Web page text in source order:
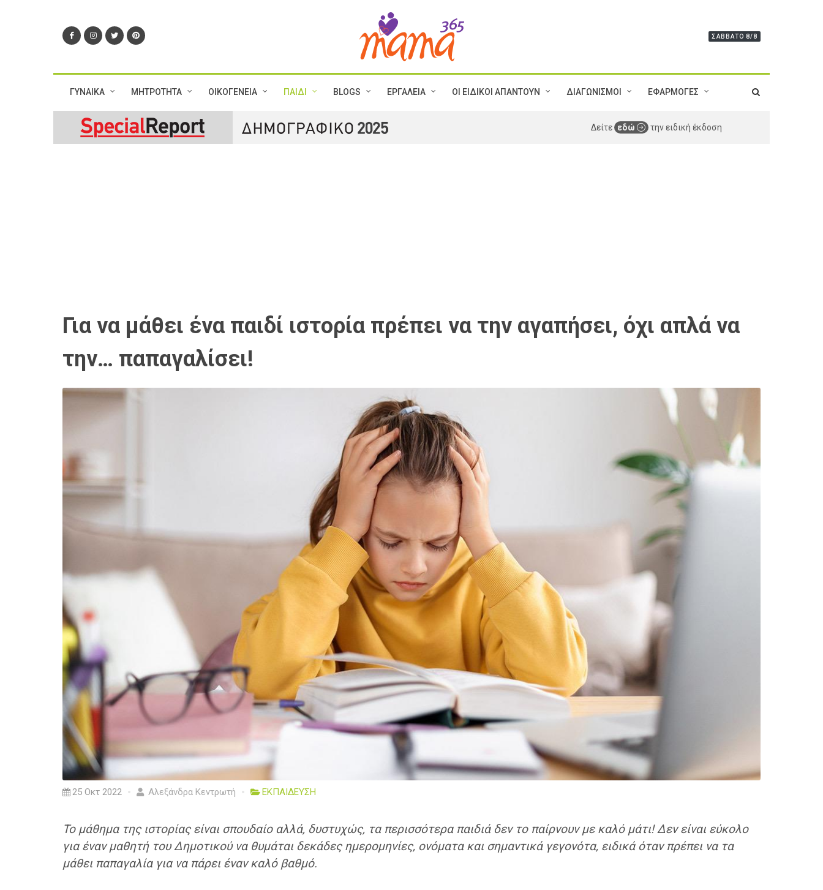
ΣΆΒΒΑΤΟ 8/8
ΓΥΝΑΙΚΑ ΜΗΤΡΟΤΗΤΑ ΟΙΚΟΓΕΝΕΙΑ ΠΑΙΔΙ BLOGS ΕΡΓΑΛΕΙΑ ΟΙ ΕΙΔΙΚΟΙ ΑΠΑΝΤΟΥΝ ΔΙΑΓΩΝΙΣΜΟΙ ΕΦΑΡΜΟΓΕΣ
Δείτε εδώ την ειδική έκδοση
Για να μάθει ένα παιδί ιστορία πρέπει να την αγαπήσει, όχι απλά να
την… παπαγαλίσει!
25 Οκτ 2022 Αλεξάνδρα Κεντρωτή ΕΚΠΑΙΔΕΥΣΗ
Το μάθημα της ιστορίας είναι σπουδαίο αλλά, δυστυχώς, τα περισσότερα παιδιά δεν το παίρνουν με καλό μάτι! Δεν είναι εύκολο
για έναν μαθητή του Δημοτικού να θυμάται δεκάδες ημερομηνίες, ονόματα και σημαντικά γεγονότα, ειδικά όταν πρέπει να τα
μάθει παπαγαλία για να πάρει έναν καλό βαθμό.